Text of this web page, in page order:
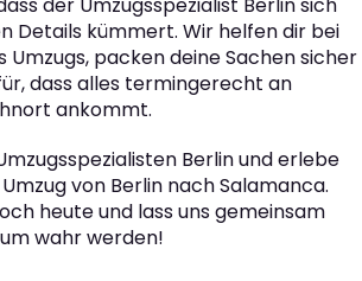
der Umzugsspezialist Berlin sich
Details kümmert. Wir helfen dir bei
Umzugs, packen deine Sachen sicher
dass alles termingerecht an
ankommt.
Berlin und erlebe
von Berlin nach Salamanca.
heute und lass uns gemeinsam
wahr werden!